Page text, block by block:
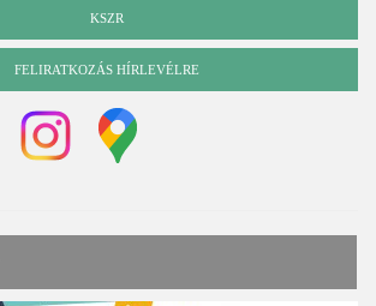
KSZR
FELIRATKOZÁS HÍRLEVÉLRE